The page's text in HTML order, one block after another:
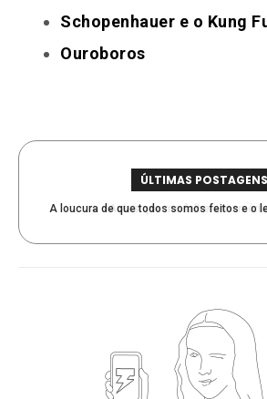
Schopenhauer e o Kung
Ouroboros
ÚLTIMAS POSTAGENS
A loucura de que todos somos feitos e o